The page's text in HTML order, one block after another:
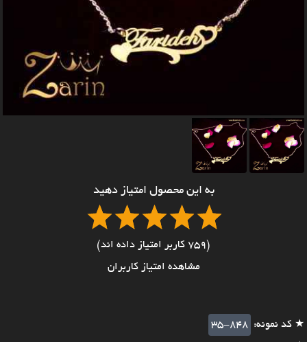
به این محصول امتیاز دهید
(759 کاربر امتیاز داده اند)
مشاهده امتیاز کاربران
★ کد نمونه: 35-848